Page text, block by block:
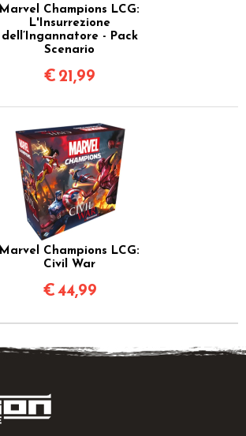
Marvel Champions LCG:
L'Insurrezione
dell’Ingannatore - Pack
Scenario
€ 21,99
Marvel Champions LCG:
Civil War
€44,99